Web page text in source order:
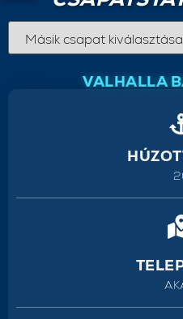
VALHALLA